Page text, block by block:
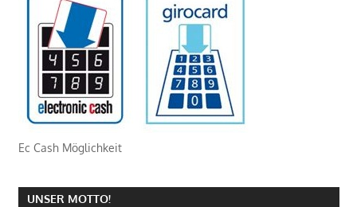
Ec Cash Möglichkeit
UNSER MOTTO!